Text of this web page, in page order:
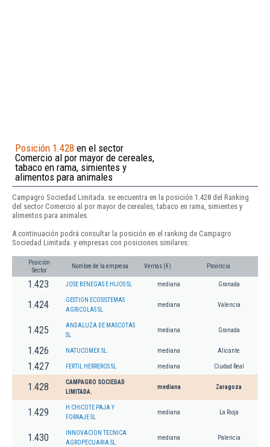
Posición 1.428 en el sector
Comercio al por mayor de cereales,
tabaco en rama, simientes y
alimentos para animales
Campagro Sociedad Limitada. se encuentra en la posición 1.428 del Ranking
del sector Comercio al por mayor de cereales, tabaco en rama, simientes y
alimentos para animales.
A continuación podrá consultar la posición en el ranking de Campagro
Sociedad Limitada. y empresas con posiciones similares:
Posición
Sector
Nombre de la empresa Ventas (€) Provincia
1.423 JOSE BENEGAS E HIJOS SL mediana Granada
1.424
GESTION ECOSISTEMAS
AGRICOLAS SL
mediana Valencia
1.425
ANDALUZA DE MASCOTAS
SL
mediana Granada
1.426 NATUCOMEX SL. mediana Alicante
1.427 FERTIL HERREROS SL mediana Ciudad Real
1.428
CAMPAGRO SOCIEDAD
LIMITADA.
mediana Zaragoza
1.429
H CHICOTE PAJA Y
FORRAJE SL
mediana La Rioja
1.430
INNOVACION TECNICA
AGROPECUARIA SL.
mediana Palencia